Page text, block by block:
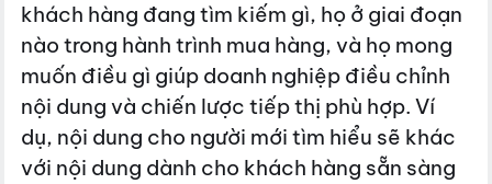
khách hàng đang tìm kiếm gì, họ ở giai đoạn
nào trong hành trình mua hàng, và họ mong
muốn điều gì giúp doanh nghiệp điều chỉnh
nội dung và chiến lược tiếp thị phù hợp. Ví
dụ, nội dung cho người mới tìm hiểu sẽ khác
với nội dung dành cho khách hàng sẵn sàng